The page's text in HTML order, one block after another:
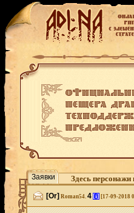
Заявки Здесь
[Or] Roman54. 4 [i] [17-09-2018